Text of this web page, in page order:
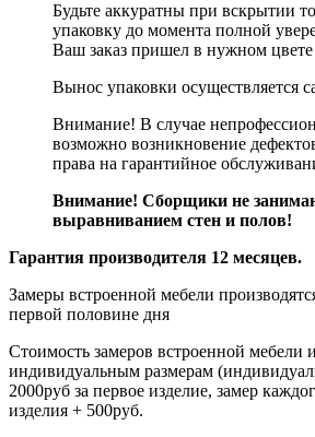
Будьте аккуратны при вскрытии
упаковку до момента полной
Ваш заказ пришел в нужном
Вынос упаковки осуществляется
Внимание! В случае
возможно возникновение
права на гарантийное
Внимание! Сборщики не
выравниванием стен и полов!
Гарантия производителя 12 месяцев.
Замеры встроенной мебели
первой половине дня
Стоимость замеров встроенной мебели
индивидуальным размерам
2000руб за первое изделие, замер
изделия + 500руб.